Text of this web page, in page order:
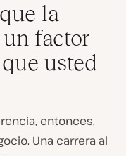
la
factor
usted
entonces,
Una carrera al